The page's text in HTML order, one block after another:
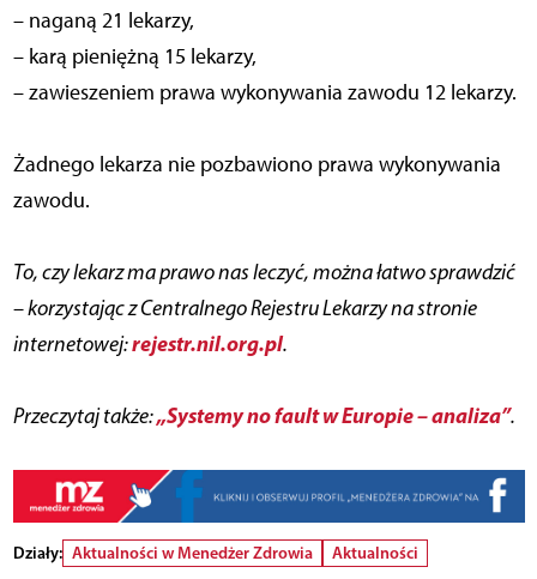
– naganą 21 lekarzy,
– karą pieniężną 15 lekarzy,
– zawieszeniem prawa wykonywania zawodu 12 lekarzy.
Żadnego lekarza nie pozbawiono prawa wykonywania
zawodu.
To, czy lekarz ma prawo nas leczyć, można łatwo sprawdzić
– korzystając z Centralnego Rejestru Lekarzy na stronie
internetowej:rejestr.nil.org.pl.
Przeczytaj także:„Systemy no fault w Europie – analiza”.
Działy: Aktualności w Menedżer Zdrowia Aktualności